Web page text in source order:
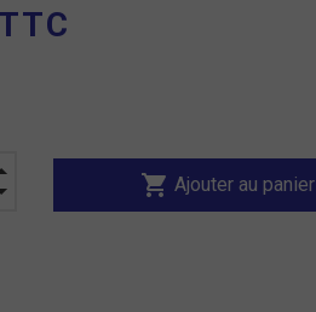
shopping_cart Ajouter au panier